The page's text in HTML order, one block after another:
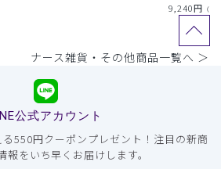
9,240円 （税
ナース雑貨・その他商品一覧へ ＞
公式アカウント
550円クーポンプレゼント！注目の新商
報をいち早くお届けします。